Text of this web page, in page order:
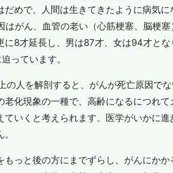
だめで、人間は生きてきたように病気
はがん、血管の老い（心筋梗塞、脳梗
に8才延長し、男は87才、女は94才と
っています。
の人を解剖すると、がんが死亡原因で
老化現象の一種で、高齢になるにつれ
いくと考えられます。医学がいかに
っと後の方にまでずらし、がんにかか